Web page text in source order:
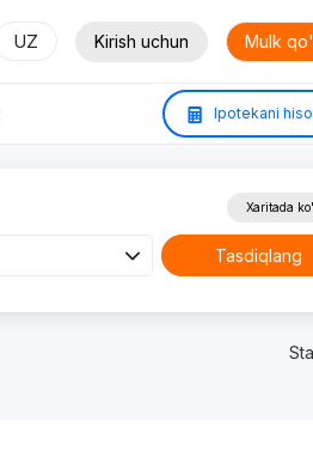
UZ Kirish uchun Mulk
Ipotekani
Xaritada
Tasdiqlang